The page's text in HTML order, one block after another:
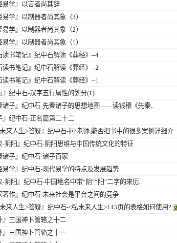
易学』 以言者尚其辞
易学』 以制器者尚其象（3）
易学』 以制器者尚其象（2）
易学』 以制器者尚其象（1）
读书笔记』 纪中石解读《葬经》--4
读书笔记』 纪中石解读《葬经》--2
读书笔记』 纪中石解读《葬经》--1
纪中石-汉字五行属性的划分(1)
诸子』 纪中石-先秦诸子的思想地图——读钱穆《先秦..
纪中石-正名篇第二十二
未来人生>答疑』 纪中石-问:老师,能否把书中的很多案例详细介..
-阴阳』 纪中石-阴阳思维与中国传统文化的特征
诸子』 纪中石-诸子百家
易学』 纪中石-现代易学的特点及发展趋势
-阴阳』 纪中石-中国地名中带“阴”“阳”二字的来历..
著作』 纪中石-未来社会是平台之间的竞争
未来人生>答疑』 纪中石-<弘未来人生>143页的表格如何使用?
三国神卜管辂之十二
三国神卜管辂之十一